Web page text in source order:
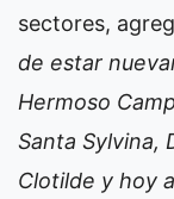
sectores,
de estar
Hermoso
Santa Sylvina,
Clotilde y hoy